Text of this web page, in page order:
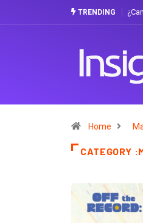
TRENDING
mejora una marca? La discusión que
Home
CATEGORY